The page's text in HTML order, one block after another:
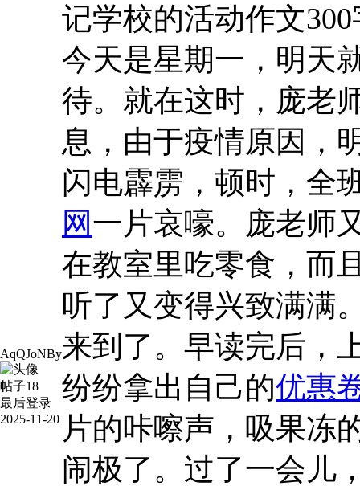
AqQJoNBy
帖子18
最后登录
2025-11-20
记学校的活动作文
今天是星期一，明天
待。就在这时，庞老
息，由于疫情原因，
闪电霹雳，顿时，全
网一片哀嚎。庞老师
在教室里吃零食，而
听了又变得兴致满满
来到了。早读完后，
纷纷拿出自己的优惠
片的咔嚓声，吸果冻
闹极了。过了一会儿